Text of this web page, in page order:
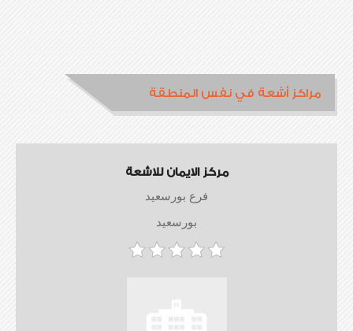
مراكز أشعة في نفس المنطقة
مركز الايمان للاشعة
فرع بورسعيد
بورسعيد